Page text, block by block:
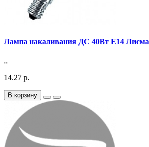
Лампа накаливания ДС 40Вт E14 Лисма
..
14.27 р.
В корзину